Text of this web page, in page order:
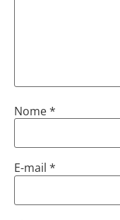
Nome*
E-mail *